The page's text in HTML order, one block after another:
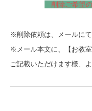
削除ご希望
※削除依頼は、メールにて
※メール本文に、【お教
ご記載いただけます様、